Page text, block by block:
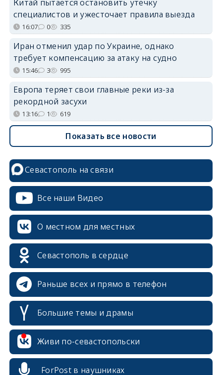
Китай пытается остановить утечку
специалистов и ужесточает правила выезда
16:07 0 335
Иран отменил удар по Украине, однако
требует компенсацию за атаку на судно
15:46 3 995
Европа теряет свои главные реки из-за
рекордной засухи
13:16 1 619
Показать все новости
Севастополь на связи
Все наши Видео
О местном для местных
Севастополь в сердце
Раньше всех и прямо в телефон
Большие темы и драмы
Живи по-севастопольски
ForPost в наушниках